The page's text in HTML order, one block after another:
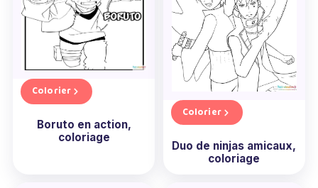
Colorier
Boruto en action,
coloriage
Colorier
Duo de ninjas amicaux,
coloriage